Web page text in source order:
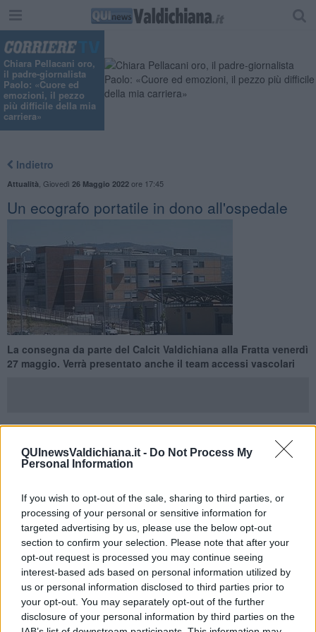
QUInewsValdichiana.it - Do Not Process My
Personal Information
If you wish to opt-out of the sale, sharing to third parties, or
processing of your personal or sensitive information for
targeted advertising by us, please use the below opt-out
section to confirm your selection. Please note that after your
opt-out request is processed you may continue seeing
interest-based ads based on personal information utilized by
us or personal information disclosed to third parties prior to
your opt-out. You may separately opt-out of the further
disclosure of your personal information by third parties on the
Chiara Pellacani oro,
il padre-giornalista
Paolo: «Cuore ed
emozioni, il pezzo
più difficile della mia
carriera»
Indietro
Attualità Giovedì 26 Maggio 2022ore 17:45
Un ecografo portatile in dono all'ospedale
La consegna da parte del Calcit Valdichiana alla Fratta venerdì
27 maggio. Verrà presentato anche il team accessi vascolari
CORTONA —IlCalcit Valdichiana continua il suo impegno verso
la sanità territoriale attraverso la
Venerdì 27 maggio alle 10 presso l’auditorium dell’ospedale della
Fratta è in programma una cerimonia per la donazione di un
nuovo ecografo portatile e la presentazione del team accessi
vascolari della Valdichiana Aretina.
All’ospedale della Fratta, infatti è stato costituito un team
multidisciplinare dedicato che si occupa degli accessi vascolari e